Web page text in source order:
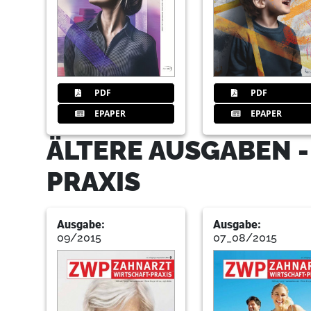
PDF
EPAPER
PDF
EPAPER
ÄLTERE AUSGABEN
PRAXIS
Ausgabe:
09/2015
Ausgabe:
07_08/2015